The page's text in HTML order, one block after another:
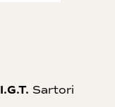
Sartori